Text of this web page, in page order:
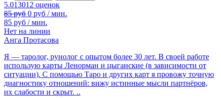
85 руб 0 руб / мин.
85 руб / мин.
Нет на линии
Анга Протасова
Я — таролог, рунолог с опытом более 30 лет. В своей работе
использую карты Ленорман и цыганские (в зависимости от
ситуации). С помощью Таро и других карт я провожу точную
диагностику отношений: вижу истинные мысли партнёров,
их слабости и скрыт. ..